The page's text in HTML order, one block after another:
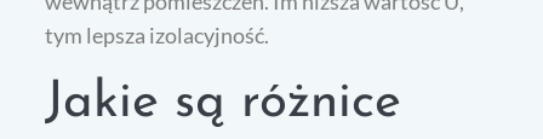
tym lepsza izolacyjność.
Jakie są różnice